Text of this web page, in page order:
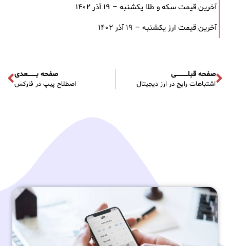
آخرین قیمت سکه و طلا یکشنبه – ۱۹ آذر ۱۴۰۲
آخرین قیمت ارز یکشنبه – ۱۹ آذر ۱۴۰۲
صفحه قبلـــــــــــی
اشتباهات رایج در ارز دیجیتال
صفحه بــــــــعدی
اصطلاح پیپ در فارکس